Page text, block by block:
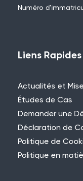
Numéro
Liens Rapides
Actualités et
Études de Cas
Demander une
Déclaration de
Politique de
Politique en